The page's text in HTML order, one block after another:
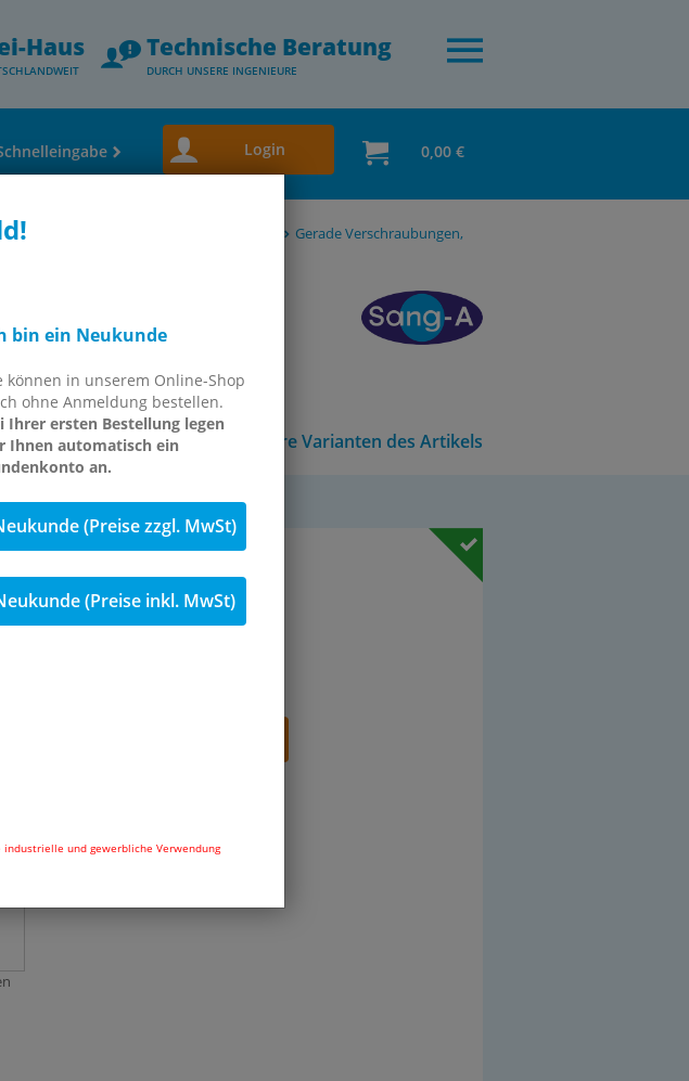
bin ein Neukunde
können in unserem Online-Shop
ohne Anmeldung bestellen.
Ihrer ersten Bestellung legen
Ihnen automatisch ein
an.
(Preise zzgl. MwSt)
(Preise inkl. MwSt)
und gewerbliche Verwendung
Haus Technische Beratung
DURCH UNSERE INGENIEURE
Login 0,00 €
aus Polypropylen & PVDF
Gerade Verschraubungen,
Andere Varianten des Artikels
inkl. MwSt.
8,03 €
Menge Stk.